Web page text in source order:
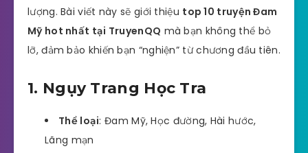
lượng. Bài viết này sẽ giới thiệu top 10 truyện Đam
Mỹ hot nhất tại TruyenQQ mà bạn không thể bỏ
lỡ, đảm bảo khiến bạn “nghiện” từ chương đầu tiên.
1. Ngụy Trang Học Tra
Thể loại: Đam Mỹ, Học đường, Hài hước,
Lãng mạn